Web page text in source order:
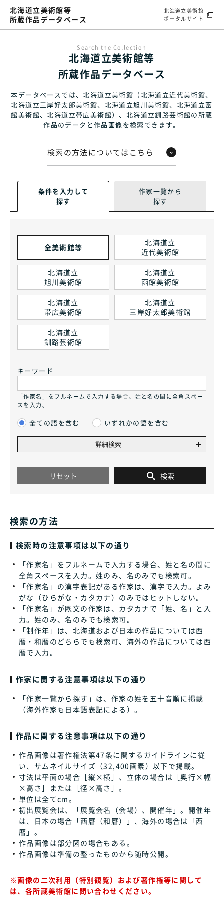
北海道立美術館等
所蔵作品データベース
北海道立美術館
ポータルサイト
Search the Collection
北海道立美術館等
所蔵作品データベース
本データベースでは、北海道立美術館（北海道立近代美術館、
北海道立三岸好太郎美術館、北海道立旭川美術館、北海道立函
館美術館、北海道立帯広美術館）、北海道立釧路芸術館の所蔵
作品のデータと作品画像を検索できます。
検索の方法についてはこちら
条件を入力して
探す
作家一覧から
探す
全美術館等
北海道立
近代美術館
北海道立
旭川美術館
北海道立
函館美術館
北海道立
帯広美術館
北海道立
三岸好太郎美術館
北海道立
釧路芸術館
キーワード
「作家名」をフルネームで入力する場合、姓と名の間に全角スペー
スを入力。
全ての語を含む いずれかの語を含む
詳細検索
リセット  検索
検索の方法
検索時の注意事項は以下の通り
「作家名」をフルネームで入力する場合、姓と名の間に
全角スペースを入力。姓のみ、名のみでも検索可。
「作家名」の漢字表記がある作家は、漢字で入力。よみ
がな（ひらがな・カタカナ）のみではヒットしない。
「作家名」が欧文の作家は、カタカナで「姓、名」と入
力。姓のみ、名のみでも検索可。
「制作年」は、北海道および日本の作品については西
暦・和暦のどちらでも検索可、海外の作品については西
暦で入力。
作家に関する注意事項は以下の通り
「作家一覧から探す」は、作家の姓を五十音順に掲載
（海外作家も日本語表記による）。
作品に関する注意事項は以下の通り
作品画像は著作権法第47条に関するガイドラインに従
い、サムネイルサイズ（32,400画素）以下で掲載。
寸法は平面の場合［縦×横］、立体の場合は［奥行×幅
×高さ］または［径×高さ］。
単位は全てcm。
初出展覧会は、「展覧会名（会場）、開催年」。開催年
は、日本の場合「西暦（和暦）」、海外の場合は「西
暦」。
作品画像は部分図の場合もある。
作品画像は準備の整ったものから随時公開。
※画像の二次利用（特別観覧）および著作権等に関して
は、各所蔵美術館に問い合わせください。